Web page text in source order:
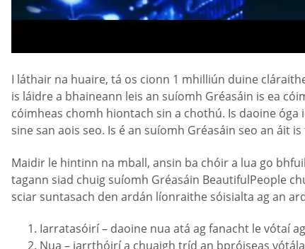
I láthair na huaire, tá os cionn 1 mhilliún duine
is láidre a bhaineann leis an suíomh Gréasáin is ea
cóimheas chomh hiontach sin a chothú. Is daoine
sine san aois seo. Is é an suíomh Gréasáin seo an áit
Maidir le hintinn na mball, ansin ba chóir a lua go
tagann siad chuig suíomh Gréasáin BeautifulPeople
sciar suntasach den ardán líonraithe sóisialta ag an
Iarratasóirí – daoine nua atá ag fanacht le vótaí
Nua – iarrthóirí a chuaigh tríd an bpróiseas